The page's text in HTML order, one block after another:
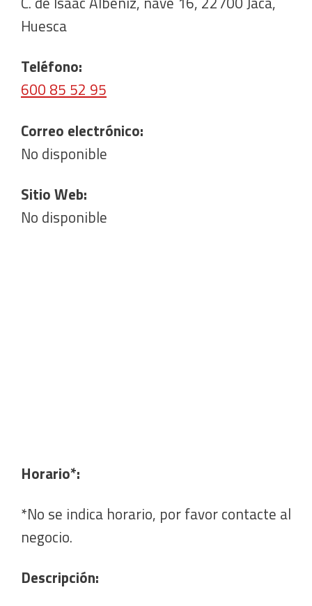
Huesca
Teléfono:
600 85 52 95
Correo electrónico:
No disponible
Sitio Web:
No disponible
Horario*:
*No se indica horario, por favor contacte al
negocio.
Descripción: